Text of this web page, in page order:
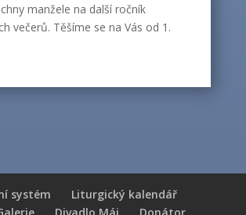
manžele na další ročník
večerů. Těšíme se na Vás od 1.
systém
Liturgický kalendář